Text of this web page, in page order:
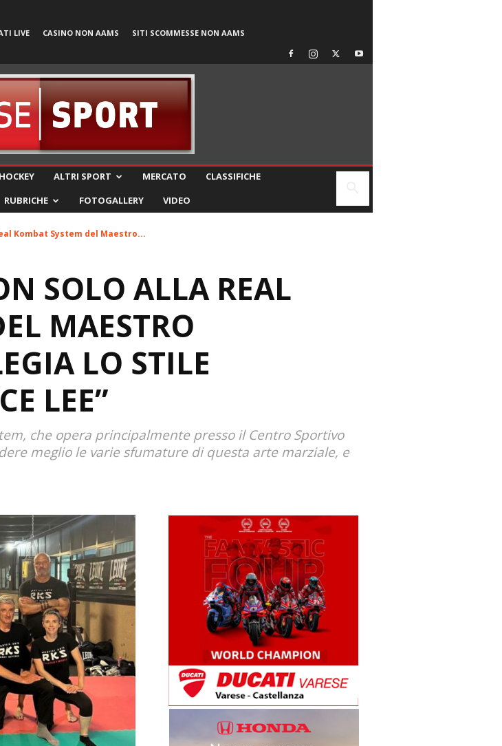
LIVE CASINO NON AAMS SITI SCOMMESSE NON AAMS
HOCKEY ALTRI SPORT MERCATO
CLASSIFICHE
RUBRICHE FOTOGALLERY VIDEO
Kombat System del Maestro...
SOLO ALLA REAL
MAESTRO
LO STILE
LEE”
che opera principalmente presso il Centro Sportivo
meglio le varie sfumature di questa arte marziale, e